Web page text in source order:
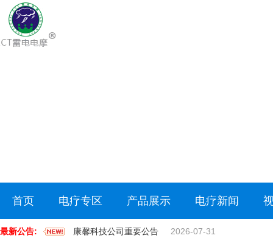
首页 电疗专区 产品展示 电疗新闻
最新公告: 康馨科技公司重要公告 2026-07-31